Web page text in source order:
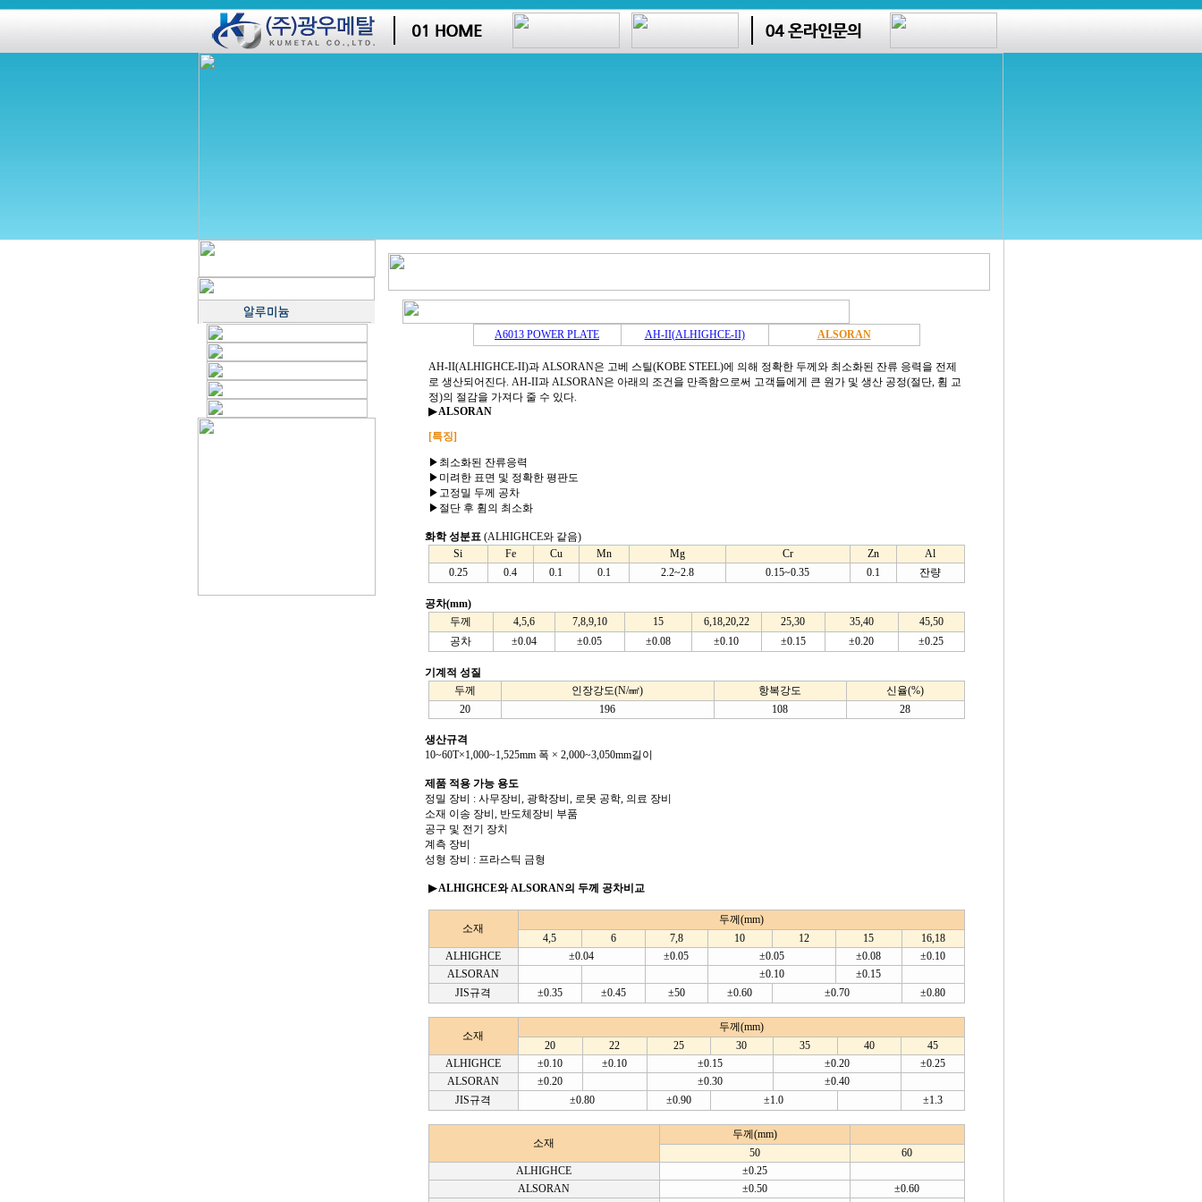
A6013 POWER PLATE AH-II(ALHIGHCE-II) ALSORAN
AH-II(ALHIGHCE-II)과 ALSORAN은 고베 스틸(KOBE STEEL)에 의해 정확한 두께와 최소화된 잔류 응력을 전제
로 생산되어진다. AH-II과 ALSORAN은 아래의 조건을 만족함으로써 고객들에게 큰 원가 및 생산 공정(절단, 휨 교
정)의 절감을 가져다 줄 수 있다.
▶ALSORAN
[특징]
▶최소화된 잔류응력
▶미려한 표면 및 정확한 평판도
▶고정밀 두께 공차
▶절단 후 휨의 최소화
화학 성분표 (ALHIGHCE와 같음)
Si
Fe Cu Mn Mg Cr Zn
Al
0.25
0.4 0.1 0.1 2.2~2.8 0.15~0.35 0.1 잔량
공차(mm)
두께
4,5,6 7,8,9,10 15 6,18,20,22 25,30 35,40
45,50
공차
±0.04 ±0.05 ±0.08 ±0.10 ±0.15 ±0.20 ±0.25
기계적 성질
두께
인장강도(N/㎟) 항복강도
신율(%)
20
196 108 28
생산규격
10~60T×1,000~1,525mm 폭 × 2,000~3,050mm길이
제품 적용 가능 용도
정밀 장비 : 사무장비, 광학장비, 로못 공학, 의료 장비
소재 이송 장비, 반도체장비 부품
공구 및 전기 장치
계측 장비
성형 장비 : 프라스틱 금형
▶ALHIGHCE와 ALSORAN의 두께 공차비교
소재
두께(mm)
4,5
6 7,8 10 12 15
16,18
ALHIGHCE
±0.04 ±0.05 ±0.05 ±0.08
±0.10
ALSORAN
±0.10
±0.15
JIS규격
±0.35 ±0.45 ±50 ±0.60 ±0.70 ±0.80
소재
두께(mm)
20
22 25 30 35 40
45
ALHIGHCE
±0.10 ±0.10 ±0.15 ±0.20
±0.25
ALSORAN
±0.20 ±0.30
±0.40
JIS규격
±0.80 ±0.90 ±1.0 ±1.3
소재
두께(mm)
50
60
ALHIGHCE
±0.25
ALSORAN
±0.50
±0.60